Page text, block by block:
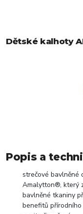
Dětské kalhoty
Popis a
strečové bavlněné
Amalytton®, který
bavlněné tkaniny
benefitů